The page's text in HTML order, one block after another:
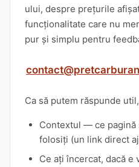
ului, despre prețurile
funcționalitate care nu
pur și simplu pentru
Ca să putem răspunde
Contextul — ce pagină
folosiți (un link direct
Ce ați încercat, dacă e